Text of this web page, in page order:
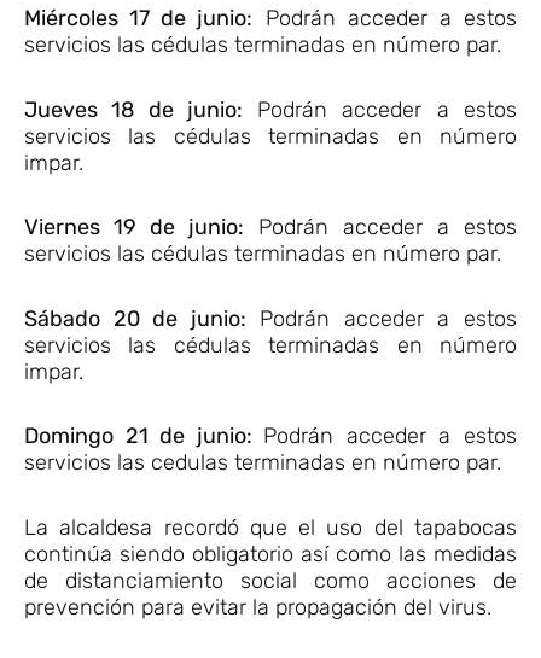
Miércoles 17 de junio: Podrán acceder a estos
servicios las cédulas terminadas en número par.
Jueves 18 de junio: Podrán acceder a estos
servicios las cédulas terminadas en número
impar.
Viernes 19 de junio: Podrán acceder a estos
servicios las cédulas terminadas en número par.
Sábado 20 de junio: Podrán acceder a estos
servicios las cédulas terminadas en número
impar.
Domingo 21 de junio: Podrán acceder a estos
servicios las cedulas terminadas en número par.
La alcaldesa recordó que el uso del tapabocas
continúa siendo obligatorio así como las medidas
de distanciamiento social como acciones de
prevención para evitar la propagación del virus.